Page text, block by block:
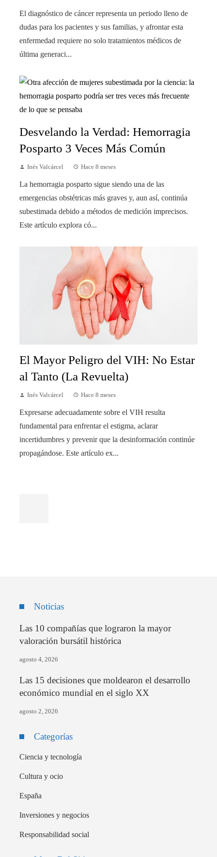
El diagnóstico de cáncer representa un periodo lleno de
dudas para los pacientes y sus familias, y afrontar esta
enfermedad requiere no solo tratamientos médicos de
última generaci...
Desvelando la Verdad: Hemorragia
Posparto 3 Veces Más Común
Inés Valcárcel Hace 8 meses
La hemorragia posparto sigue siendo una de las
emergencias obstétricas más graves y, aun así, continúa
subestimada debido a métodos de medición imprecisos.
Este artículo explora có...
El Mayor Peligro del VIH: No Estar
al Tanto (La Revuelta)
Inés Valcárcel Hace 8 meses
Expresarse adecuadamente sobre el VIH resulta
fundamental para enfrentar el estigma, aclarar
incertidumbres y prevenir que la desinformación continúe
propagándose. Este artículo ex...
Noticias
Las 10 compañías que lograron la mayor
valoración bursátil histórica
agosto 4, 2026
Las 15 decisiones que moldearon el desarrollo
económico mundial en el siglo XX
agosto 2, 2026
Categorías
Ciencia y tecnología
Cultura y ocio
España
Inversiones y negocios
Responsabilidad social